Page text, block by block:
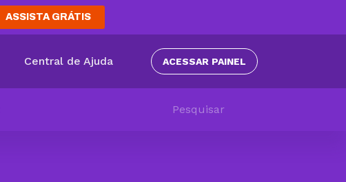
ASSISTA GRÁTIS
Central de Ajuda ACESSAR PAINEL